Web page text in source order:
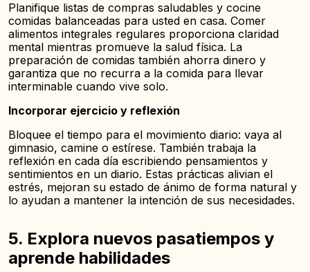
Planifique listas de compras saludables y cocine
comidas balanceadas para usted en casa. Comer
alimentos integrales regulares proporciona claridad
mental mientras promueve la salud física. La
preparación de comidas también ahorra dinero y
garantiza que no recurra a la comida para llevar
interminable cuando vive solo.
Incorporar ejercicio y reflexión
Bloquee el tiempo para el movimiento diario: vaya al
gimnasio, camine o estírese. También trabaja la
reflexión en cada día escribiendo pensamientos y
sentimientos en un diario. Estas prácticas alivian el
estrés, mejoran su estado de ánimo de forma natural y
lo ayudan a mantener la intención de sus necesidades.
5. Explora nuevos pasatiempos y
aprende habilidades